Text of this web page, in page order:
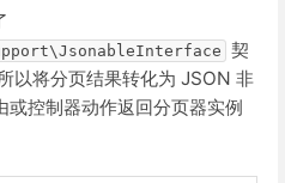
契
以将分页结果转化为 JSON 非
控制器动作返回分页器实例